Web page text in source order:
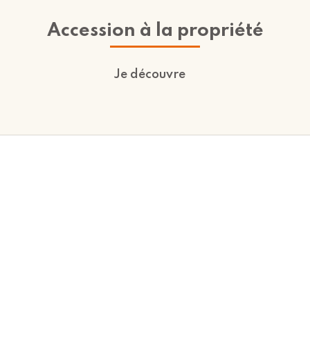
Accession à la propriété
Je découvre